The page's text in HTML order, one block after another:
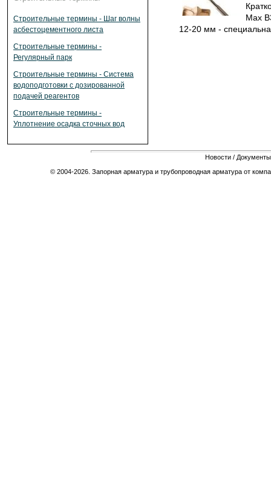
Строительные термины - Шаг волны
асбестоцементного листа
Строительные термины -
Регулярный парк
Строительные термины - Система
водоподготовки с дозированной
подачей реагентов
Строительные термины -
Уплотнение осадка сточных вод
Max
12-20 мм -
Новости / Документы
© 2004-2026. Запорная арматура и трубопроводная арматура от